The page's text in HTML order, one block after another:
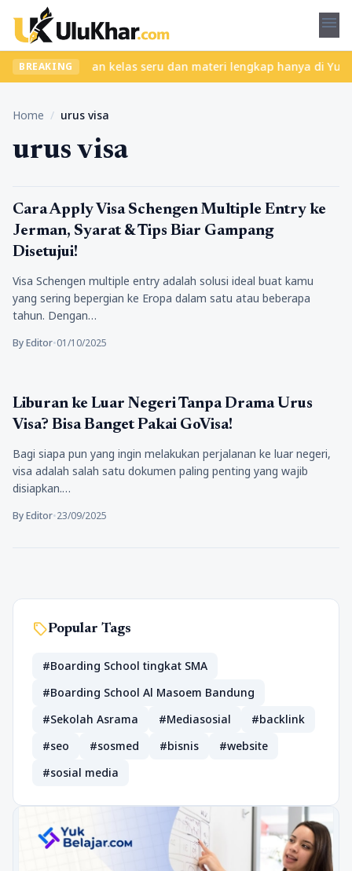
menu
BREAKING
Temukan kelas seru dan materi lengkap hanya di
Home / urus visa
urus visa
Lifestyle
Cara Apply Visa Schengen Multiple Entry ke
Jerman, Syarat & Tips Biar Gampang
Disetujui!
Visa Schengen multiple entry adalah solusi ideal buat kamu
yang sering bepergian ke Eropa dalam satu atau beberapa
tahun. Dengan…
By Editor•01/10/2025
Lifestyle
Liburan ke Luar Negeri Tanpa Drama Urus
Visa? Bisa Banget Pakai GoVisa!
Bagi siapa pun yang ingin melakukan perjalanan ke luar negeri,
visa adalah salah satu dokumen paling penting yang wajib
disiapkan.…
By Editor•23/09/2025
sellPopular Tags
#Boarding School tingkat SMA
#Boarding School Al Masoem Bandung
#Sekolah Asrama
#Mediasosial
#backlink
#seo
#sosmed #bisnis
#website
#sosial media